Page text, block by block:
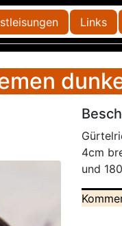
Links
4cm
und